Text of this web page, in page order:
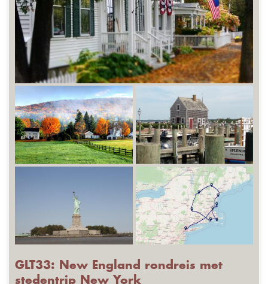
GLT33: New England rondreis met
stedentrip New York